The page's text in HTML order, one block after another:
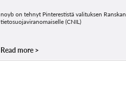
noyb on tehnyt Pinterestistä valituksen Ranskan
tietosuojaviranomaiselle (CNIL)
Read more